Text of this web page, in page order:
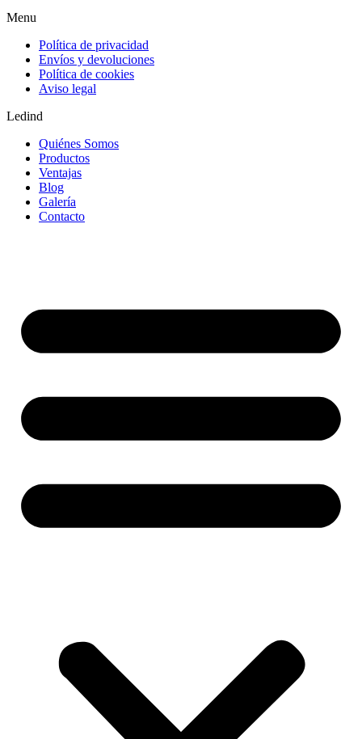
Menu
Política de privacidad
Envíos y devoluciones
Política de cookies
Aviso legal
Ledind
Quiénes Somos
Productos
Ventajas
Blog
Galería
Contacto